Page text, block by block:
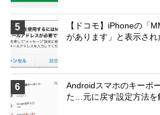
5
【ドコモ】iPhoneの「
があります」と表示さ
6
Androidスマホのキーボ
た…元に戻す設定方法を